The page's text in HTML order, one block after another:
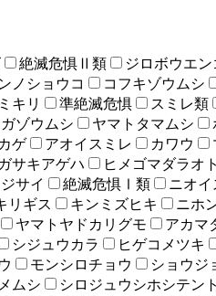
絶滅危惧Ⅱ類 ジロボウエン
ノショウコ コフキゾウムシ
キリ 準絶滅危惧 スミレ類
ゾウムシ ヤマトタマムシ
ゲ アオイスミレ カワウ
サキアゲハ ヒメゴマダラオ
サイ 絶滅危惧Ⅰ類 ニオイ
リギス キンミズヒキ ニホ
ヤマトヤドカリグモ アカマ
シジュウカラ ヒゲコメツキ
モンシロチョウ ショウジ
ムシ シロジュウシホシテン